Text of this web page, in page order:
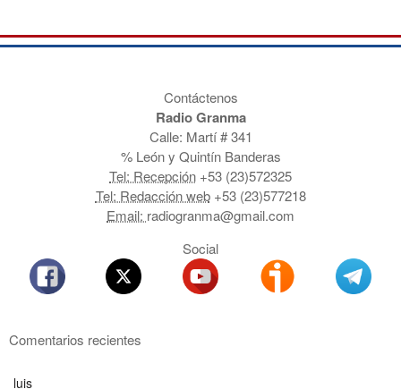
Contáctenos
Radio Granma
Calle: Martí # 341
% León y Quintín Banderas
Tel: Recepción +53 (23)572325
Tel: Redacción web+53 (23)577218
Email: radiogranma@gmail.com
Social
Comentarios recientes
luis